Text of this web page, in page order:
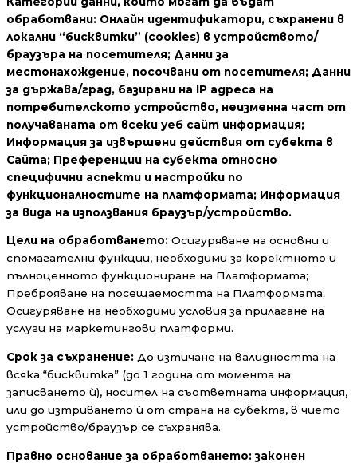
обработвани: Онлайн идентификатори, съхранени в
локални “бисквитки” (cookies) в устройството/
браузъра на посетителя; Данни за
местонахождение, посочвани от посетителя; Данни
за държава/град, базирани на IP адреса на
потребителското устройство, неизменна част от
получаваната от всеки уеб сайт информация;
Информация за извършени действия от субекта в
Сайта; Преференции на субекта относно
специфични аспекти и настройки по
функционалностите на платформата; Информация
за вида на използвания браузър/устройство.
Цели на обработването: Осигуряване на основни и
спомагателни функции, необходими за коректното и
пълноценното функциониране на Платформата;
Преброяване на посещаемостта на Платформата;
Осигуряване на необходими условия за прилагане на
услуги на маркетингови платформи.
Срок за съхранение: До изтичане на валидността на
всяка “бисквитка” (до 1 година от момента на
записването ѝ), носител на съответната информация,
или до изтриването ѝ от страна на субекта, в чието
устройство/браузър се съхранява.
Правно основание за обработването:законен